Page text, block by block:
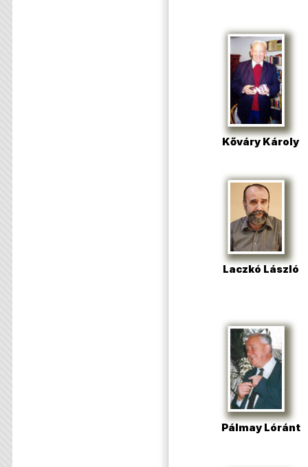
Kőváry Károly
Laczkó László
Pálmay Lóránt